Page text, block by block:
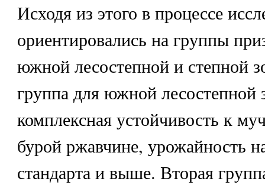
Исходя из этого в процессе
ориентировались на группы
южной лесостепной и степной
группа для южной лесостепной
комплексная устойчивость к
бурой ржавчине, урожайность
стандарта и выше. Вторая